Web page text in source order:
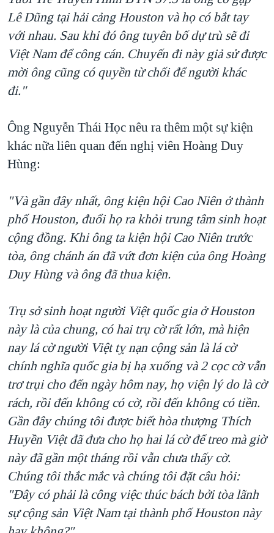
Lê Dũng tại hải cảng Houston và họ có bắt tay
với nhau. Sau khi đó ông tuyên bố dự trù sẽ đi
Việt Nam để công cán. Chuyến đi này giả sử được
mời ông cũng có quyền từ chối để người khác
đi."
Ông Nguyễn Thái Học nêu ra thêm một sự kiện
khác nữa liên quan đến nghị viên Hoàng Duy
Hùng:
"Và gần đây nhất, ông kiện hội Cao Niên ở thành
phố Houston, đuổi họ ra khỏi trung tâm sinh hoạt
cộng đồng. Khi ông ta kiện hội Cao Niên trước
tòa, ông chánh án đã vứt đơn kiện của ông Hoàng
Duy Hùng và ông đã thua kiện.
Trụ sở sinh hoạt người Việt quốc gia ở Houston
này là của chung, có hai trụ cờ rất lớn, mà hiện
nay lá cờ người Việt tỵ nạn cộng sản là lá cờ
chính nghĩa quốc gia bị hạ xuống và 2 cọc cờ vẫn
trơ trụi cho đến ngày hôm nay, họ viện lý do là cờ
rách, rồi đến không có cờ, rồi đến không có tiền.
Gần đây chúng tôi được biết hòa thượng Thích
Huyền Việt đã đưa cho họ hai lá cờ để treo mà giờ
này đã gần một tháng rồi vẫn chưa thấy cờ.
Chúng tôi thắc mắc và chúng tôi đặt câu hỏi:
"Đây có phải là công việc thúc bách bởi tòa lãnh
sự cộng sản Việt Nam tại thành phố Houston này